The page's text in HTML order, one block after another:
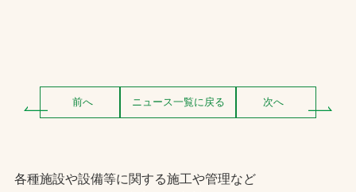
前へ ニュース一覧に戻る 次へ
各種施設や設備等に関する施工や管理など